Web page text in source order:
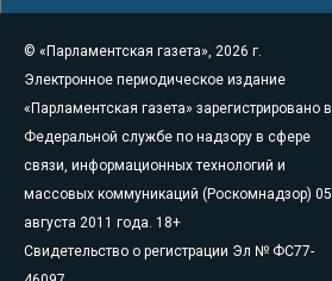
© «Парламентская газета», 2026 г.
Электронное периодическое издание
«Парламентская газета» зарегистрировано в
Федеральной службе по надзору в сфере
связи, информационных технологий и
массовых коммуникаций (Роскомнадзор) 05
августа 2011 года. 18+
Свидетельство о регистрации Эл № ФС77-